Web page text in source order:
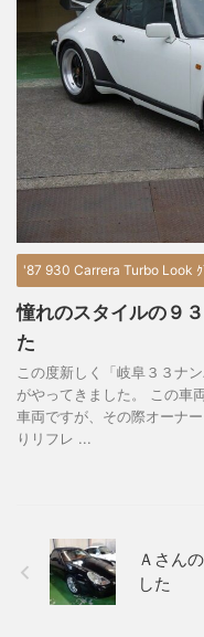
'87 930 Carrera Turbo Look ｸ
憧れのスタイルの９
た
この度新しく「岐阜３３ナ
がやってきました。 この車
車両ですが、その際オーナ
りリフレ ...
Ａさん
した